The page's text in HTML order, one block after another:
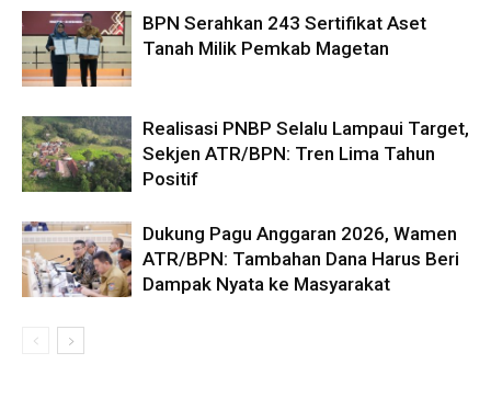
BPN Serahkan 243 Sertifikat Aset
Tanah Milik Pemkab Magetan
Realisasi PNBP Selalu Lampaui Target,
Sekjen ATR/BPN: Tren Lima Tahun
Positif
Dukung Pagu Anggaran 2026, Wamen
ATR/BPN: Tambahan Dana Harus Beri
Dampak Nyata ke Masyarakat